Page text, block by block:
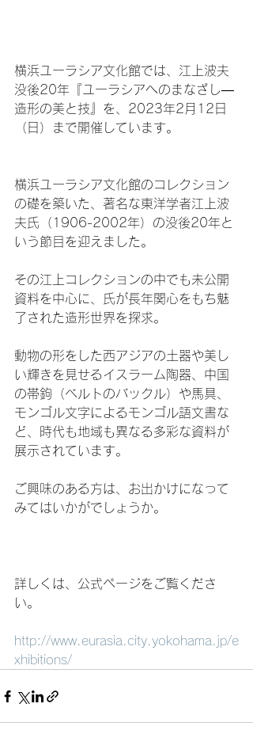
横浜ユーラシア文化館では、江上波夫
没後20年『ユーラシアへのまなざし―
造形の美と技』を、2023年2月12日
（日）まで開催しています。
横浜ユーラシア文化館のコレクション
の礎を築いた、著名な東洋学者江上波
夫氏（1906-2002年）の没後20年と
いう節目を迎えました。
その江上コレクションの中でも未公開
資料を中心に、氏が長年関心をもち魅
了された造形世界を探求。
動物の形をした西アジアの土器や美し
い輝きを見せるイスラーム陶器、中国
の帯鉤（ベルトのバックル）や馬具、
モンゴル文字によるモンゴル語文書な
ど、時代も地域も異なる多彩な資料が
展示されています。
ご興味のある方は、お出かけになって
みてはいかがでしょうか。
詳しくは、公式ページをご覧くださ
い。
http://www.eurasia.city.yokohama.jp/e
xhibitions/